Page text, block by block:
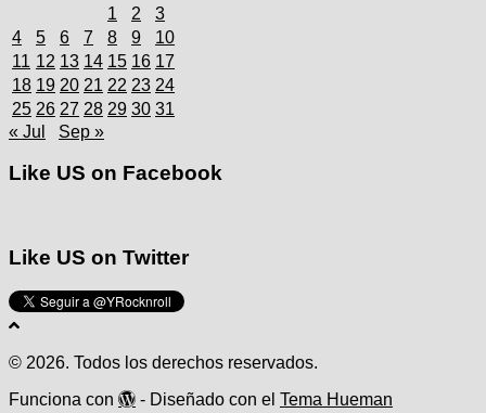
1
2
3
4
5 6 7 8 9
10
11 12 13 14 15 16 17
18 19 20 21 22 23 24
25 26 27 28 29 30 31
« Jul
Sep »
Like US on Facebook
Like US on Twitter
© 2026. Todos los derechos reservados.
Funciona con
- Diseñado con el Tema Hueman